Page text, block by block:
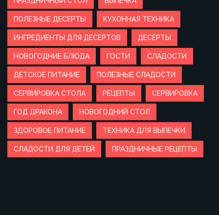
ПОЛЕЗНЫЕ ДЕСЕРТЫ КУХОННАЯ ТЕХНИКА
ИНГРЕДИЕНТЫ ДЛЯ ДЕСЕРТОВ ДЕСЕРТЫ
НОВОГОДНИЕ БЛЮДА ГОСТИ СЛАДОСТИ
ДЕТСКОЕ ПИТАНИЕ ПОЛЕЗНЫЕ СЛАДОСТИ
СЕРВИРОВКА СТОЛА РЕЦЕПТЫ СЕРВИРОВКА
ГОД ДРАКОНА НОВОГОДНИЙ СТОЛ
ЗДОРОВОЕ ПИТАНИЕ ТЕХНИКА ДЛЯ ВЫПЕЧКИ
СЛАДОСТИ ДЛЯ ДЕТЕЙ ПРАЗДНИЧНЫЕ РЕЦЕПТЫ